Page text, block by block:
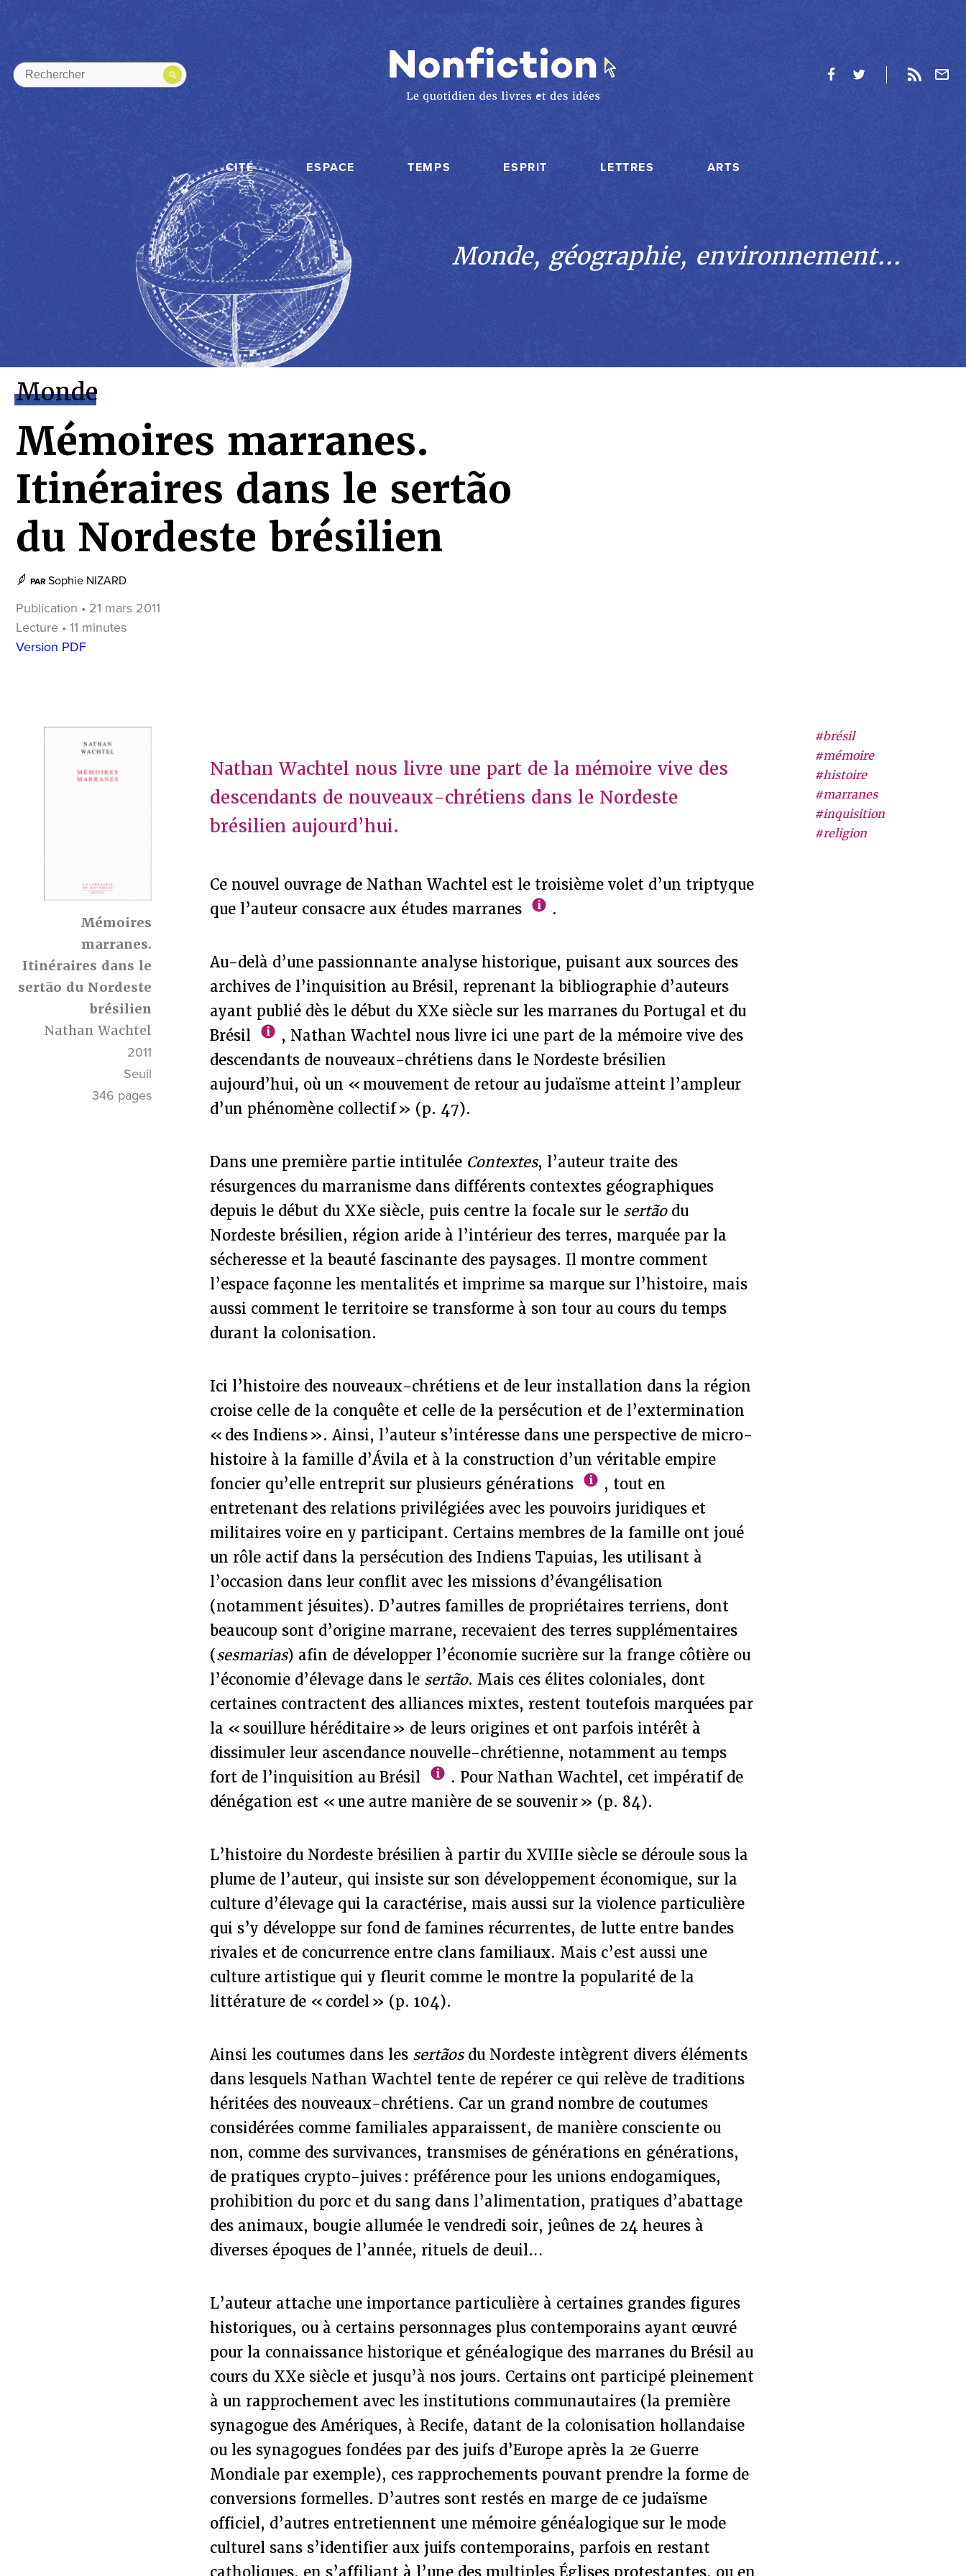
CITÉ ESPACE TEMPS ESPRIT LETTRES ARTS
Monde, géographie, environnement...
Monde
Mémoires marranes.
Itinéraires dans le sertão
du Nordeste brésilien
PAR Sophie NIZARD
Publication • 21 mars 2011
Lecture • 11 minutes
Version PDF
Mémoires
marranes.
Itinéraires dans le
sertão du Nordeste
brésilien
Nathan Wachtel
2011
Seuil
346 pages
#brésil
#mémoire
#histoire
#marranes
#inquisition
#religion
Nathan Wachtel nous livre une part de la mémoire vive des
descendants de nouveaux-chrétiens dans le Nordeste
brésilien aujourd’hui.
Ce nouvel ouvrage de Nathan Wachtel est le troisième volet d’un triptyque
que l’auteur consacre aux études marranes
.
Au-delà d’une passionnante analyse historique, puisant aux sources des
archives de l’inquisition au Brésil, reprenant la bibliographie d’auteurs
ayant publié dès le début du XXe siècle sur les marranes du Portugal et du
Brésil
, Nathan Wachtel nous livre ici une part de la mémoire vive des
descendants de nouveaux-chrétiens dans le Nordeste brésilien
aujourd’hui, où un « mouvement de retour au judaïsme atteint l’ampleur
d’un phénomène collectif » (p. 47).
Dans une première partie intitulée Contextes, l’auteur traite des
résurgences du marranisme dans différents contextes géographiques
depuis le début du XXe siècle, puis centre la focale sur le sertãodu
Nordeste brésilien, région aride à l’intérieur des terres, marquée par la
sécheresse et la beauté fascinante des paysages. Il montre comment
l’espace façonne les mentalités et imprime sa marque sur l’histoire, mais
aussi comment le territoire se transforme à son tour au cours du temps
durant la colonisation.
Ici l’histoire des nouveaux-chrétiens et de leur installation dans la région
croise celle de la conquête et celle de la persécution et de l’extermination
« des Indiens ». Ainsi, l’auteur s’intéresse dans une perspective de micro-
histoire à la famille d’Ávila et à la construction d’un véritable empire
foncier qu’elle entreprit sur plusieurs générations
, tout en
entretenant des relations privilégiées avec les pouvoirs juridiques et
militaires voire en y participant. Certains membres de la famille ont joué
un rôle actif dans la persécution des Indiens Tapuias, les utilisant à
l’occasion dans leur conflit avec les missions d’évangélisation
(notamment jésuites). D’autres familles de propriétaires terriens, dont
beaucoup sont d’origine marrane, recevaient des terres supplémentaires
(sesmarias) afin de développer l’économie sucrière sur la frange côtière ou
l’économie d’élevage dans le sertão. Mais ces élites coloniales, dont
certaines contractent des alliances mixtes, restent toutefois marquées par
la « souillure héréditaire » de leurs origines et ont parfois intérêt à
dissimuler leur ascendance nouvelle-chrétienne, notamment au temps
fort de l’inquisition au Brésil
. Pour Nathan Wachtel, cet impératif de
dénégation est « une autre manière de se souvenir » (p. 84).
L’histoire du Nordeste brésilien à partir du XVIIIe siècle se déroule sous la
plume de l’auteur, qui insiste sur son développement économique, sur la
culture d’élevage qui la caractérise, mais aussi sur la violence particulière
qui s’y développe sur fond de famines récurrentes, de lutte entre bandes
rivales et de concurrence entre clans familiaux. Mais c’est aussi une
culture artistique qui y fleurit comme le montre la popularité de la
littérature de « cordel » (p. 104).
Ainsi les coutumes dans les sertãosdu Nordeste intègrent divers éléments
dans lesquels Nathan Wachtel tente de repérer ce qui relève de traditions
héritées des nouveaux-chrétiens. Car un grand nombre de coutumes
considérées comme familiales apparaissent, de manière consciente ou
non, comme des survivances, transmises de générations en générations,
de pratiques crypto-juives : préférence pour les unions endogamiques,
prohibition du porc et du sang dans l’alimentation, pratiques d’abattage
des animaux, bougie allumée le vendredi soir, jeûnes de 24 heures à
diverses époques de l’année, rituels de deuil…
L’auteur attache une importance particulière à certaines grandes figures
historiques, ou à certains personnages plus contemporains ayant œuvré
pour la connaissance historique et généalogique des marranes du Brésil au
cours du XXe siècle et jusqu’à nos jours. Certains ont participé pleinement
à un rapprochement avec les institutions communautaires (la première
synagogue des Amériques, à Recife, datant de la colonisation hollandaise
ou les synagogues fondées par des juifs d’Europe après la 2e Guerre
Mondiale par exemple), ces rapprochements pouvant prendre la forme de
conversions formelles. D’autres sont restés en marge de ce judaïsme
officiel, d’autres entretiennent une mémoire généalogique sur le mode
culturel sans s’identifier aux juifs contemporains, parfois en restant